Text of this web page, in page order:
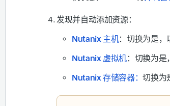
发现并自动添加资源：
Nutanix 主机：切换为是，
Nutanix 虚拟机： 切换为是
Nutanix 存储容器：切换为